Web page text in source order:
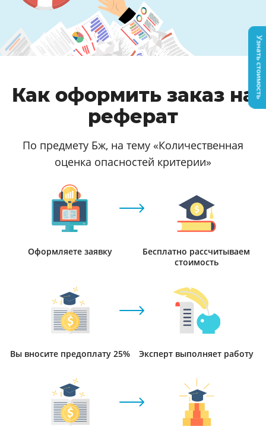
Как оформить заказ на
реферат
По предмету Бж, на тему «Количественная
оценка опасностей критерии»
Оформляете заявку
Бесплатно рассчитываем
стоимость
Вы вносите предоплату 25% Эксперт выполняет работу
Узнать стоимость